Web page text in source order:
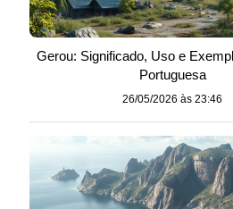
Gerou: Significado, Uso e
Portuguesa
26/05/2026 às 23:46